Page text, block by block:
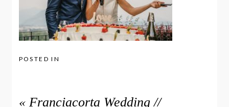
POSTED IN
« Franciacorta Wedding //